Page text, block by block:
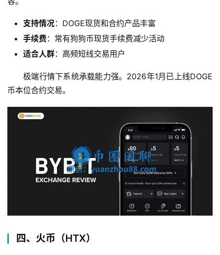
支持情况：DOGE现货和合约产品丰富
手续费 ：常有狗狗币现货手续费减少活动
适合人群：高频短线交易用户
极端行情下系统承载能力强。2026年1月已上线DOGE
币本位合约交易。
四、火币（HTX）